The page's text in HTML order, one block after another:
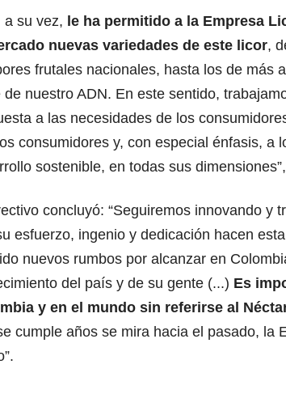
a su vez, le ha permitido a la Empresa
nuevas variedades de este licor,
frutales nacionales, hasta los de más
de nuestro ADN. En este sentido,
a las necesidades de los
consumidores y, con especial énfasis, a
sostenible, en todas sus
concluyó: “Seguiremos innovando y
esfuerzo, ingenio y dedicación hacen
nuevos rumbos por alcanzar en
del país y de su gente (...) Es
y en el mundo sin referirse al
cumple años se mira hacia el pasado, la